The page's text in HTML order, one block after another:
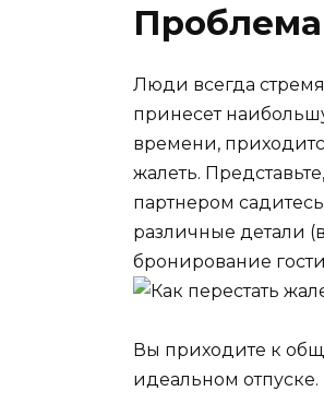
Люди всегда
принесет
времени,
жалеть.
партнером
различные детали
бронирование
Вы приходите к
идеальном